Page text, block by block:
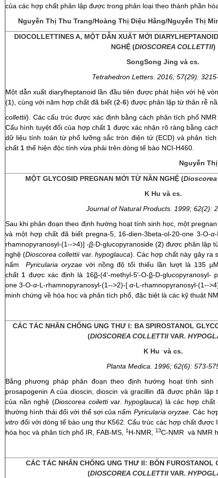
của các hợp chất phân lập được trong phân loại theo thành phần
Nguyễn Thị Thu Trang/Hoàng Thị Diệu Hằng/Nguyễn Thị
DIOCOLLETTINES A, MỘT DẪN XUẤT MỚI
NGHỆ (DIOSCOREA COLLETTII)
SongSong Jing và cs.
Tetrahedron Letters. 2016; 57(29):
Một dẫn xuất diarylheptanoid lần đầu tiên được phát hiện với hệ
(1), cùng với năm hợp chất đã biết (2-6) được phân lập từ thân rễ
collettii). Các cấu trúc được xác định bằng cách phân tích phổ
Cấu hình tuyệt đối của hợp chất 1 được xác nhận rõ ràng bằng
dữ liệu tính toán từ phổ lưỡng sắc tròn điện tử (ECD) và phân
chất 1 thể hiện độc tính vừa phải trên dòng tế bào NCI-H460.
Nguyễn
MỘT GLYCOSID PREGNAN MỚI TỪ NẦN NGHỆ (
K Hu và cs.
Journal of Natural Products.
1999; 62(2):
Sau khi phân đoạn theo định hướng hoạt tính sinh học, một
và một hợp chất đã biết pregna-5, 16-dien-3beta-ol-20-one 3-O-α
rhamnopyranosyl-(1-->4)] -β-D-glucopyranoside (2) được phân lập
nghệ (Dioscorea collettiivar. hypoglauca). Các hợp chất này gây ra
nấm Pyricularia oryzae với nồng độ tối thiếu lần lượt là 135
chất 1 được xác định là 16β-(4'-methyl-5'-O-β-D-glucopyranosyl-
one 3-O-α-L-rhamnopyranosyl-(1-->2)-[ α-L-rhamnopyranosyl-(1--
minh chứng về hóa học và phân tích phổ, đặc biệt là các kỹ thuật
CÁC TÁC NHÂN CHỐNG UNG THƯ I: BA SPIROSTANOL
(DIOSCOREA COLLETTII VAR.
K Hu và cs.
Planta Medica. 1996; 62(6): 573-
Bằng phương pháp phân đoạn theo định hướng hoạt tính sinh
prosapogenin A của dioscin, dioscin và gracillin đã được phân
của nần nghệ (Dioscorea coilettivar.hypoglauca) là các hợp chất
thường hình thái đối với thể sợi của nấm Pyricularia oryzae . Các
vitro đối với dòng tế bào ung thư K562. Cấu trúc các hợp chất được
hóa học và phân tích phổ IR, FAB-MS,
1 H-NMR, 13C-NMR và NMR
CÁC TÁC NHÂN CHỐNG UNG THƯ II: BỐN FUROSTANOL
(DIOSCOREA COLLETTII VAR.